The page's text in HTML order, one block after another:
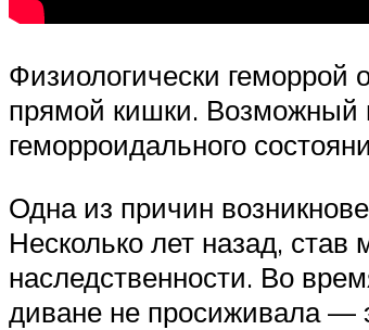
Физиологически геморрой
прямой кишки. Возможный
геморроидального
Одна из причин
Несколько лет назад, став
наследственности. Во
диване не просиживала —